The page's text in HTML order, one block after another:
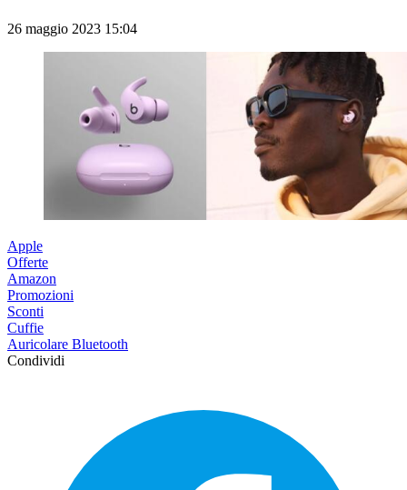
26 maggio 2023 15:04
Apple
Offerte
Amazon
Promozioni
Sconti
Cuffie
Auricolare Bluetooth
Condividi